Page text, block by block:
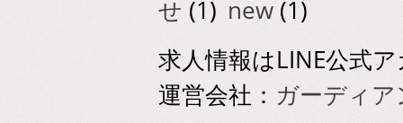
せ (1) new (1)
求人情報はLINE公式
運営会社： ガーディ